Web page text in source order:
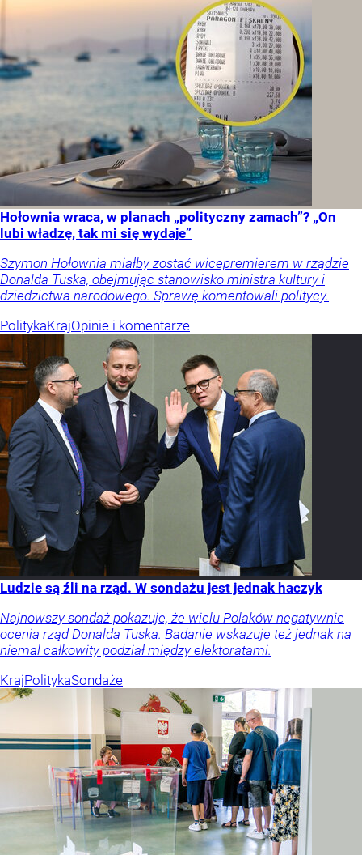
Hołownia wraca, w planach „polityczny zamach”? „On
lubi władzę, tak mi się wydaje”
Szymon Hołownia miałby zostać wicepremierem w rządzie
Donalda Tuska, obejmując stanowisko ministra kultury i
dziedzictwa narodowego. Sprawę komentowali politycy.
PolitykaKrajOpinie i komentarze
Ludzie są źli na rząd. W sondażu jest jednak haczyk
Najnowszy sondaż pokazuje, że wielu Polaków negatywnie
ocenia rząd Donalda Tuska. Badanie wskazuje też jednak na
niemal całkowity podział między elektoratami.
KrajPolitykaSondaże